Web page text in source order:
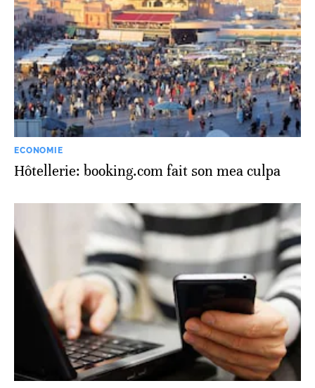
ECONOMIE
Hôtellerie: booking.com fait son mea culpa